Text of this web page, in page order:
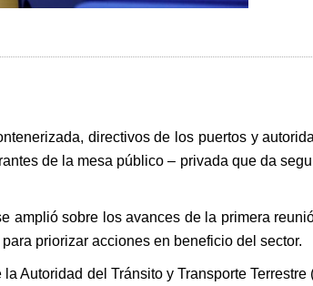
directivos de los puertos y
de la mesa público – privada que da
amplió sobre los avances de la primera
priorizar acciones en beneficio del sector.
Autoridad del Tránsito y Transporte Terrestre